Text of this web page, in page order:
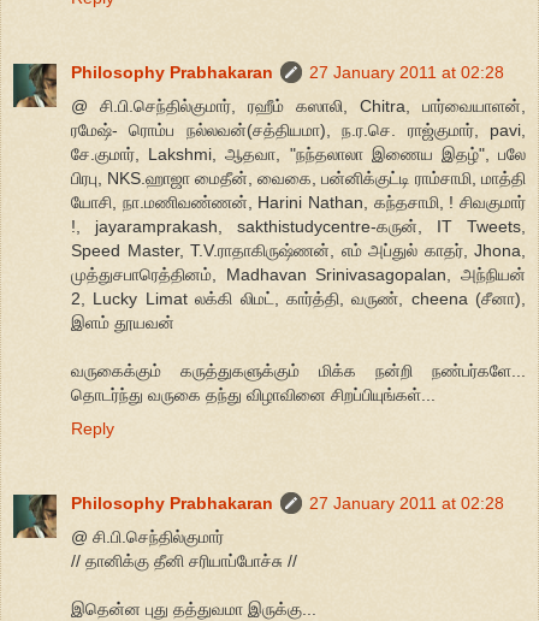
Philosophy Prabhakaran
27 January 2011 at 02:28
@ சி.பி.செந்தில்குமார், ரஹீம் கஸாலி, Chitra, பார்வையாளன்,
ரமேஷ்- ரொம்ப நல்லவன்(சத்தியமா), ந.ர.செ. ராஜ்குமார், pavi,
சே.குமார், Lakshmi, ஆதவா, "நந்தலாலா இணைய இதழ்", பலே
பிரபு, NKS.ஹாஜா மைதீன், வைகை, பன்னிக்குட்டி ராம்சாமி, மாத்தி
யோசி, நா.மணிவண்ணன், Harini Nathan, கந்தசாமி, ! சிவகுமார்
!, jayaramprakash, sakthistudycentre-கருன், IT Tweets,
Speed Master, T.V.ராதாகிருஷ்ணன், எம் அப்துல் காதர், Jhona,
முத்துசபாரெத்தினம், Madhavan Srinivasagopalan, அந்நியன்
2, Lucky Limat லக்கி லிமட், கார்த்தி, வருண், cheena (சீனா),
இளம் தூயவன்
வருகைக்கும் கருத்துகளுக்கும் மிக்க நன்றி நண்பர்களே...
தொடர்ந்து வருகை தந்து விழாவினை சிறப்பியுங்கள்...
Reply
Philosophy Prabhakaran
27 January 2011 at 02:28
@ சி.பி.செந்தில்குமார்
// தானிக்கு தீனி சரியாப்போச்சு //
இதென்ன புது தத்துவமா இருக்கு...